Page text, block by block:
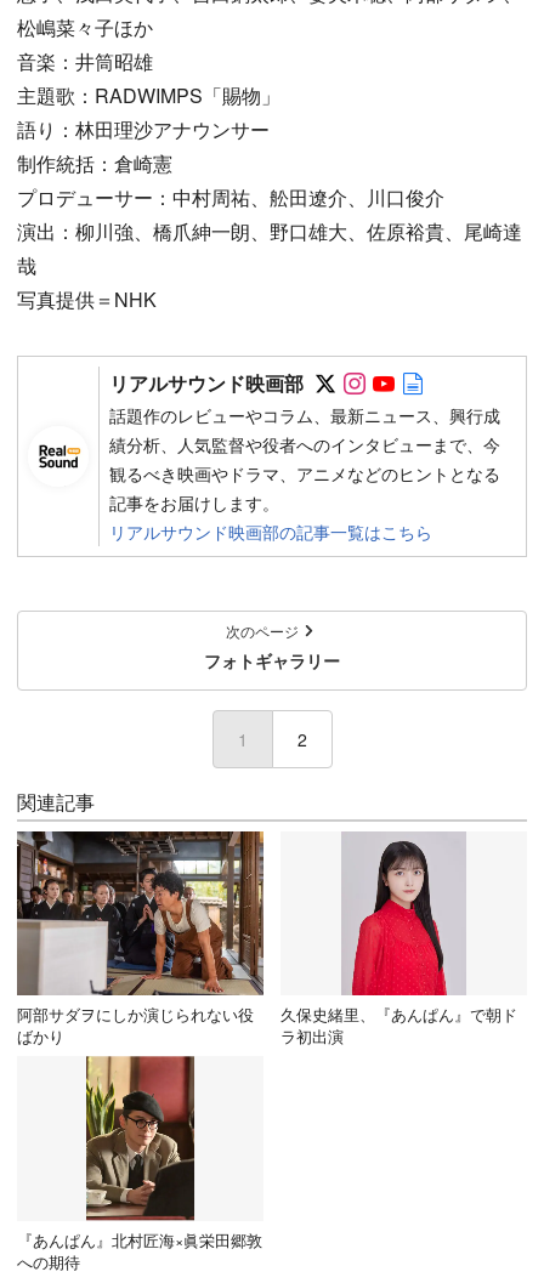
松嶋菜々子ほか
音楽：井筒昭雄
主題歌：RADWIMPS「賜物」
語り：林田理沙アナウンサー
制作統括：倉崎憲
プロデューサー：中村周祐、舩田遼介、川口俊介
演出：柳川強、橋爪紳一朗、野口雄大、佐原裕貴、尾崎達
哉
写真提供＝NHK
リアルサウンド映画部 Follow on SNS
Follow on SNS
Follow on
話題作のレビューやコラム、最新ニュース、興行成
績分析、人気監督や役者へのインタビューまで、今
観るべき映画やドラマ、アニメなどのヒントとなる
記事をお届けします。
リアルサウンド映画部の記事一覧はこちら
次のページ
フォトギャラリー
1 2
関連記事
阿部サダヲにしか演じられない役
ばかり
久保史緒里、『あんぱん』で朝ド
ラ初出演
『あんぱん』北村匠海×眞栄田郷敦
への期待